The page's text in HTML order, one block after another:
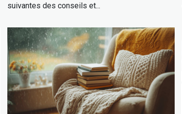
suivantes des conseils et...